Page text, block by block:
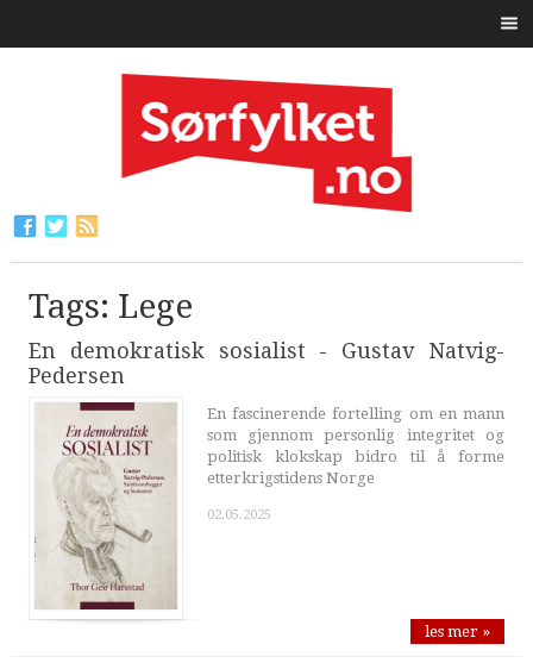
Tags: Lege
En demokratisk sosialist - Gustav Natvig-
Pedersen
En fascinerende fortelling om en mann
som gjennom personlig integritet og
politisk klokskap bidro til å forme
etterkrigstidens Norge
02.05.2025
les mer »